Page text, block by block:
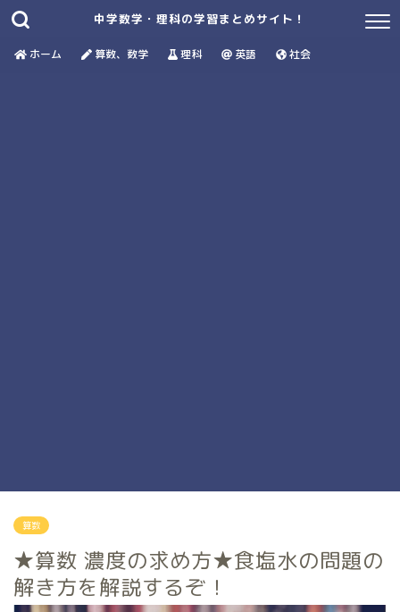
中学数学・理科の学習まとめサイト！
ホーム 算数、数学 理科 英語 社会
算数
★算数 濃度の求め方★食塩水の問題の
解き方を解説するぞ！